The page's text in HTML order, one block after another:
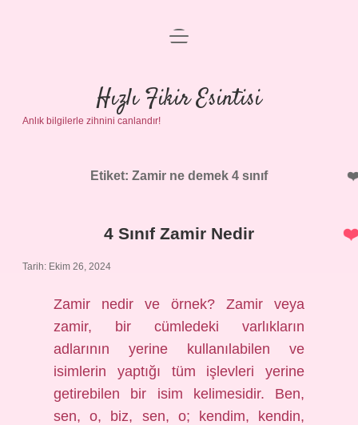
Anasayfa
Gizlilik Politikası
Yasal Uyarı
menüyü
Hızlı Fikir Esintisi
Anlık bilgilerle zihnini canlandır!
Etiket: Zamir ne demek 4 sınıf
4 Sınıf Zamir Nedir
Tarih: Ekim 26, 2024
Zamir nedir ve örnek? Zamir veya
zamir, bir cümledeki varlıkların
adlarının yerine kullanılabilen ve
isimlerin yaptığı tüm işlevleri yerine
getirebilen bir isim kelimesidir. Ben,
sen, o, biz, sen, o; kendim, kendin,